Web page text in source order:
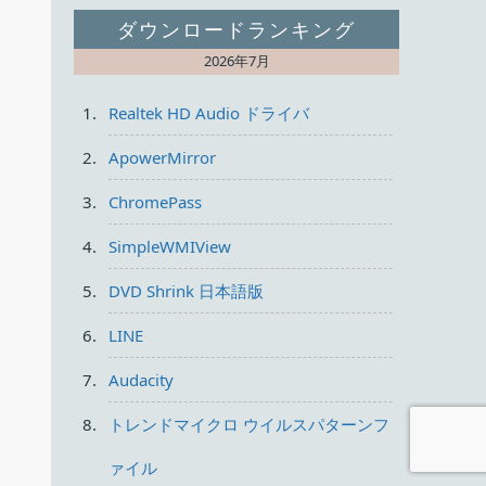
ダウンロードランキング
2026年7月
Realtek HD Audio ドライバ
ApowerMirror
ChromePass
SimpleWMIView
DVD Shrink 日本語版
LINE
Audacity
トレンドマイクロ ウイルスパターンフ
ァイル